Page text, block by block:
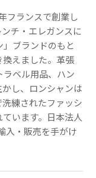
フランスで創業し
チ・エレガンスに
ブランドのもと
換えました。革張
ラベル用品、ハン
し、ロンシャンは
練されたファッシ
います。日本法人
入・販売を手がけ